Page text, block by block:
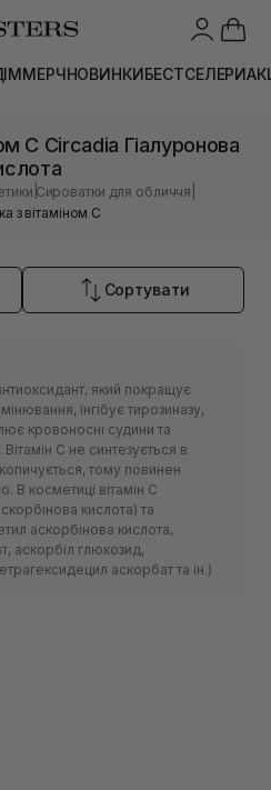
МЕРЧНОВИНКИБЕСТСЕЛЕРИ
С Circadia Гіалуронова
|Сироватки для обличчя
з вітаміном С
Сортувати
який покращує
інгібує тирозиназу,
кровоносні судини та
С не синтезується в
тому повинен
В косметиці вітамін С
кислота) та
аскорбінова кислота,
аскорбіл глюкозид,
аскорбат та ін.)